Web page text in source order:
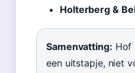
Holterberg &
Samenvatting: Hof
een uitstapje, niet